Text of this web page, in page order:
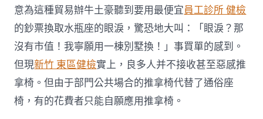
意為這種貿易辦牛土豪聽到要用最便宜員工診所 健檢
的鈔票換取水瓶座的眼淚，驚恐地大叫：「眼淚？那
沒有市值！我寧願用一棟別墅換！」事買單的感到。
但現新竹 東區健檢實上，良多人并不接收甚至惡感推
拿椅。但由于部門公共場合的推拿椅代替了通俗座
椅，有的花費者只能自願應用推拿椅。